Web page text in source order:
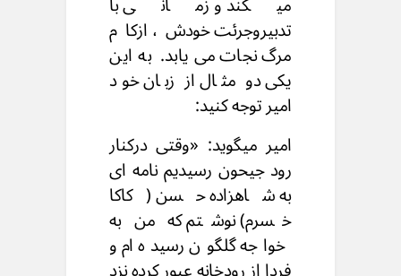
تدبیروجرئت خودش، ازکام
مرگ نجات می یابد. به این
یکی دو مثال از زبان خود
امیر توجه کنید:
امیر میگوید: «وقتی درکنار
رود جیحون رسیدیم نامه ای
به شاهزاده حسن (کاکا
خسرم) نوشتم که من به
خواجه گلگون رسیده ام و